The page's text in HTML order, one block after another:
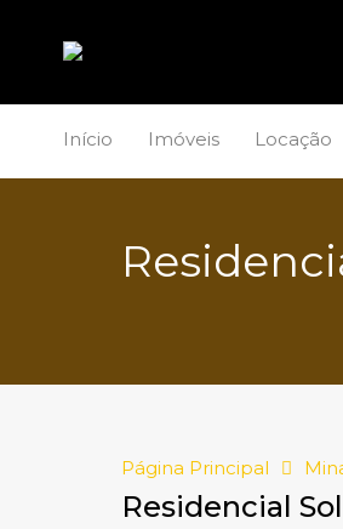
Início Imóveis Locação
Página Principal
Residencial